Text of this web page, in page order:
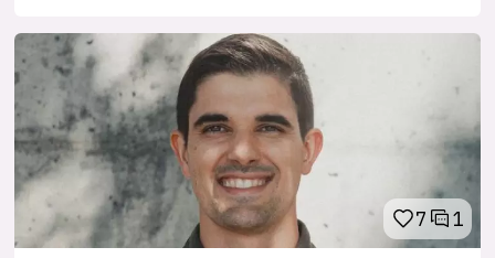
7 1